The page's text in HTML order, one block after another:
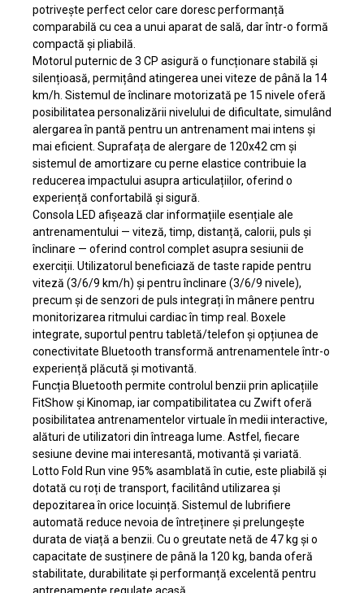
potrivește perfect celor care doresc performanță
comparabilă cu cea a unui aparat de sală, dar într-o formă
compactă și pliabilă.
Motorul puternic de 3 CP asigură o funcționare stabilă și
silențioasă, permițând atingerea unei viteze de până la 14
km/h. Sistemul de înclinare motorizată pe 15 nivele oferă
posibilitatea personalizării nivelului de dificultate, simulând
alergarea în pantă pentru un antrenament mai intens și
mai eficient. Suprafața de alergare de 120x42 cm și
sistemul de amortizare cu perne elastice contribuie la
reducerea impactului asupra articulațiilor, oferind o
experiență confortabilă și sigură.
Consola LED afișează clar informațiile esențiale ale
antrenamentului — viteză, timp, distanță, calorii, puls și
înclinare — oferind control complet asupra sesiunii de
exerciții. Utilizatorul beneficiază de taste rapide pentru
viteză (3/6/9 km/h) și pentru înclinare (3/6/9 nivele),
precum și de senzori de puls integrați în mânere pentru
monitorizarea ritmului cardiac în timp real. Boxele
integrate, suportul pentru tabletă/telefon și opțiunea de
conectivitate Bluetooth transformă antrenamentele într-o
experiență plăcută și motivantă.
Funcția Bluetooth permite controlul benzii prin aplicațiile
FitShow și Kinomap, iar compatibilitatea cu Zwift oferă
posibilitatea antrenamentelor virtuale în medii interactive,
alături de utilizatori din întreaga lume. Astfel, fiecare
sesiune devine mai interesantă, motivantă și variată.
Lotto Fold Run vine 95% asamblată în cutie, este pliabilă și
dotată cu roți de transport, facilitând utilizarea și
depozitarea în orice locuință. Sistemul de lubrifiere
automată reduce nevoia de întreținere și prelungește
durata de viață a benzii. Cu o greutate netă de 47 kg și o
capacitate de susținere de până la 120 kg, banda oferă
stabilitate, durabilitate și performanță excelentă pentru